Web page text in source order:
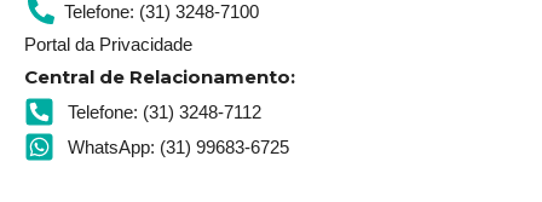
Telefone: (31) 3248-7100
Portal da Privacidade
Central de Relacionamento:
Telefone: (31) 3248-7112
WhatsApp: (31) 99683-6725